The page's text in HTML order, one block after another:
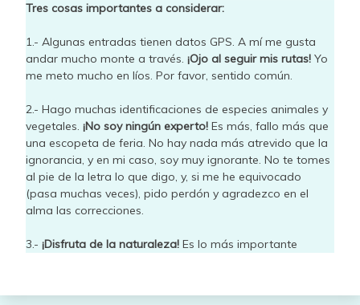
Tres cosas importantes a considerar:
1.- Algunas entradas tienen datos GPS. A mí me gusta
andar mucho monte a través. ¡Ojo al seguir mis rutas! Yo
me meto mucho en líos. Por favor, sentido común.
2.- Hago muchas identificaciones de especies animales y
vegetales. ¡No soy ningún experto! Es más, fallo más que
una escopeta de feria. No hay nada más atrevido que la
ignorancia, y en mi caso, soy muy ignorante. No te tomes
al pie de la letra lo que digo, y, si me he equivocado
(pasa muchas veces), pido perdón y agradezco en el
alma las correcciones.
3.- ¡Disfruta de la naturaleza! Es lo más importante